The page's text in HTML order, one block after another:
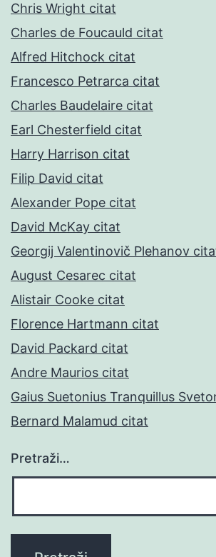
Chris Wright citat
Charles de Foucauld citat
Alfred Hitchock citat
Francesco Petrarca citat
Charles Baudelaire citat
Earl Chesterfield citat
Harry Harrison citat
Filip David citat
Alexander Pope citat
David McKay citat
Georgij Valentinovič Plehanov
August Cesarec citat
Alistair Cooke citat
Florence Hartmann citat
David Packard citat
Andre Maurios citat
Gaius Suetonius Tranquillus
Bernard Malamud citat
Pretraži…